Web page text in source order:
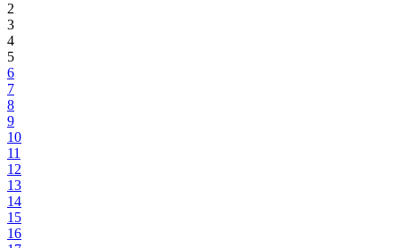
2
3
4
5
6
7
8
9
10
11
12
13
14
15
16